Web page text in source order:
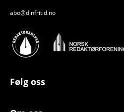
abo@dinfritid.no
Følg oss